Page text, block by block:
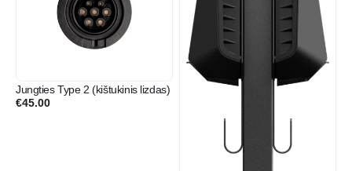
Jungties Type 2 (kištukinis lizdas)
€45.00